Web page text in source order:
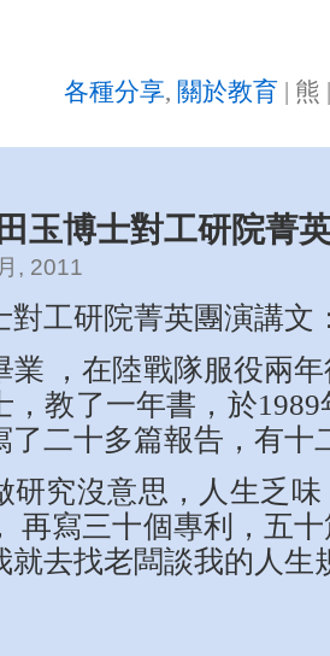
各種分享, 關於教育| 熊
玉博士對工研院菁
, 2011
對工研院菁英團演講文
業 ，在陸戰隊服役兩
，教了一年書，於
了二十多篇報告，有十
研究沒意思，人生乏
再寫三十個專利，五
就去找老闆談我的人生